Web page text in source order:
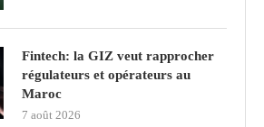
Fintech: la GIZ veut rapprocher
régulateurs et opérateurs au
Maroc
7 août 2026